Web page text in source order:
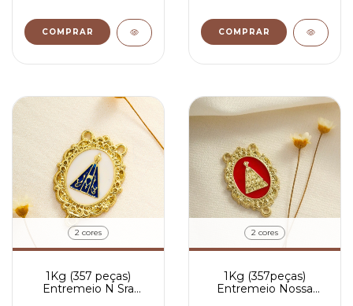
COMPRAR COMPRAR
2 cores
1Kg (357 peças)
Entremeio N Sra
2 cores
1Kg (357peças)
Entremeio Nossa